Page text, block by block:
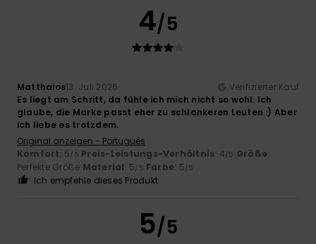
4/5
Matthaios13. Juli 2026
Verifizierter Kauf
Es liegt am Schritt, da fühle ich mich nicht so wohl. Ich
glaube, die Marke passt eher zu schlankeren Leuten :) Aber
ich liebe es trotzdem.
Original anzeigen - Português
Komfort: 5/5 Preis-Leistungs-Verhältnis: 4/5 Größe:
Perfekte Größe Material: 5/5 Farbe: 5/5
Ich empfehle dieses Produkt
5/5